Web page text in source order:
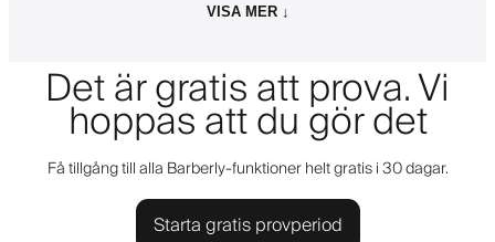
VISA MER ↓
Det är gratis att prova. Vi
hoppas att du gör det
Få tillgång till alla Barberly-funktioner helt gratis i 30 dagar.
Starta gratis provperiod